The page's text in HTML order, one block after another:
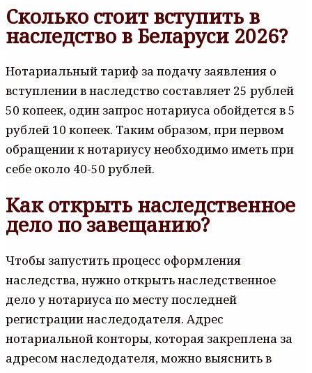
Сколько стоит вступить в
наследство в Беларуси 2026?
Нотариальный тариф за подачу заявления о
вступлении в наследство составляет 25 рублей
50 копеек, один запрос нотариуса обойдется в 5
рублей 10 копеек. Таким образом, при первом
обращении к нотариусу необходимо иметь при
себе около 40-50 рублей.
Как открыть наследственное
дело по завещанию?
Чтобы запустить процесс оформления
наследства, нужно открыть наследственное
дело у нотариуса по месту последней
регистрации наследодателя. Адрес
нотариальной конторы, которая закреплена за
адресом наследодателя, можно выяснить в